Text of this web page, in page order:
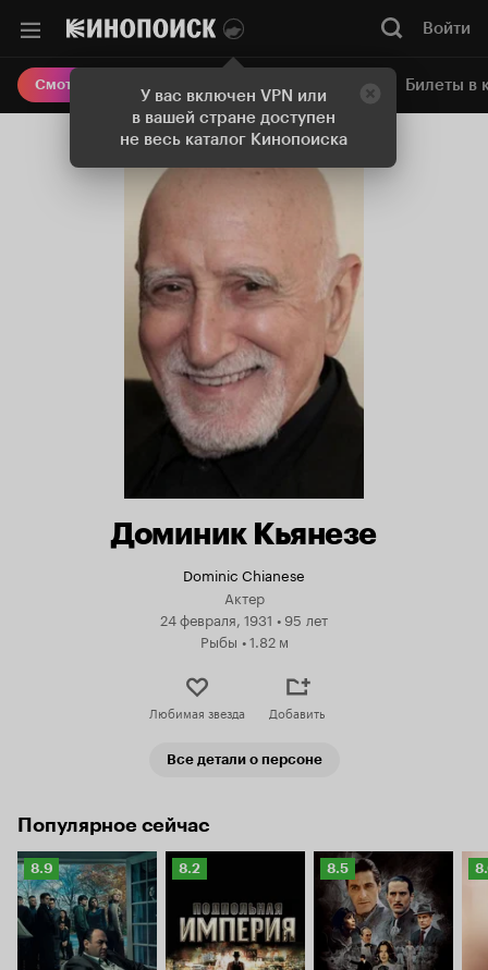
У вас включен VPN или
в вашей стране доступен
не весь каталог Кинопоиска
Войти
Смотреть кино Онлайн-кинотеатр Билеты в
Доминик Кьянезе
Dominic Chianese
Актер
24 февраля, 1931 • 95 лет
Рыбы •1.82 м
Любимая звезда Добавить
Все детали о персоне
Популярное сейчас
Рейтинг
Кинопоиска
8.9
8.9
Рейтинг
8.2
8.2
Рейтинг
Кинопоиска
8.5
8.5